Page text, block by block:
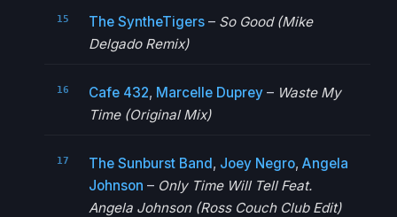
The SyntheTigers– So Good (Mike
Delgado Remix)
Cafe 432, Marcelle Duprey– Waste My
Time (Original Mix)
The Sunburst Band, Joey Negro, Angela
Johnson – Only Time Will Tell Feat.
Angela Johnson (Ross Couch Club Edit)